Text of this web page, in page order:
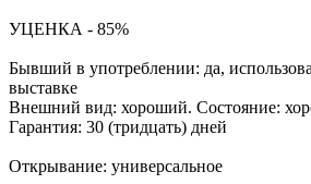
УЦЕНКА - 85%
Бывший в употреблении: да,
выставке
Внешний вид: хороший. Состояние:
Гарантия: 30 (тридцать) дней
Открывание: универсальное